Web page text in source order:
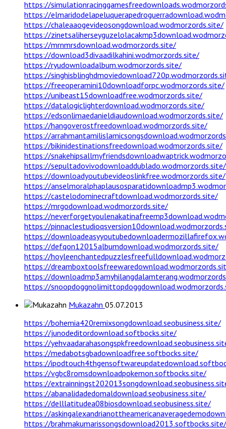
https://
https://
https://chaleaaogevideosongdownload.wodmorzords.site/
https://
https://mrnmrsdownload.wodmorzords.site/
https://download3divaadilkahini.wodmorzords.site/
https://ryudownloadalbum.wodmorzords.site/
https://
https://freeoperamini10downloadforpc.wodmorzords.site/
https://unibeast15downloadfree.wodmorzords.site/
https://datalogiclighterdownload.wodmorzords.site/
https://edsonlimaedanieldiaudownload.wodmorzords.site/
https://hangoverostfreedownload.wodmorzords.site/
https://
https://bikinidestinationsfreedownload.wodmorzords.site/
https://
https://sepultadovivodownloaddublado.wodmorzords.site/
https://downloadyoutubevideoslinkfree.wodmorzords.site/
https://
https://castelodominecraftdownload.wodmorzords.site/
https://mrgodownload.wodmorzords.site/
https://
https://
https://
https://defqon12015albumdownload.wodmorzords.site/
https://
https://
https://
https://
Mukazahn 05.07.2013
https://bohemia420remixsongdownload.seobusiness.site/
https://junodeditordownload.softbocks.site/
https://
https://medabotsgbadownloadfree.softbocks.site/
https://
https://vgbc8romsdownloadpokemon.softbocks.site/
https://
https://abanalidadedomaldownload.seobusiness.site/
https://delllatitudea08biosdownload.seobusiness.site/
https://
https://brahmakumarissongsdownload2013.softbocks.site/